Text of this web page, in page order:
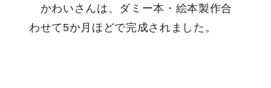
かわいさんは、ダミー本・絵本製作合
わせて5か月ほどで完成されました。